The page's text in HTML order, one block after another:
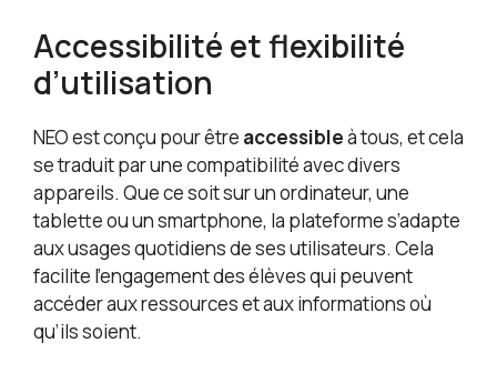
Accessibilité et flexibilité
d’utilisation
NEO est conçu pour être accessibleà tous, et cela
se traduit par une compatibilité avec divers
appareils. Que ce soit sur un ordinateur, une
tablette ou un smartphone, la plateforme s’adapte
aux usages quotidiens de ses utilisateurs. Cela
facilite l’engagement des élèves qui peuvent
accéder aux ressources et aux informations où
qu’ils soient.